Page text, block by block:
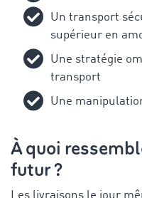
Un transport
supérieur en
Une stratégie
transport
Une
À quoi
futur ?
Les livraisons le jour